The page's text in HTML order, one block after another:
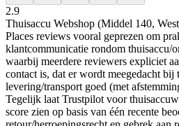
2.9
Thuisaccu Webshop (Middel 140,
Places reviews vooral geprezen om
klantcommunicatie rondom
waarbij meerdere reviewers expliciet
contact is, dat er wordt meegedacht bij
levering/transport goed (met
Tegelijk laat Trustpilot voor
score zien op basis van één recente